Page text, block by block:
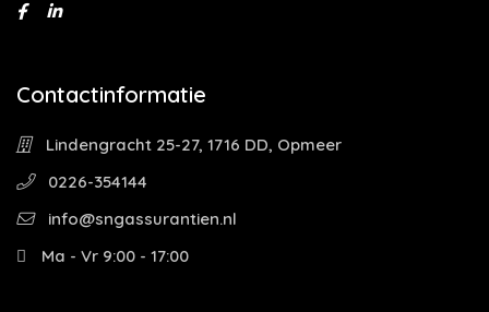
Contactinformatie
Lindengracht 25-27, 1716 DD, Opmeer
0226-354144
info@sngassurantien.nl
Ma - Vr 9:00 - 17:00